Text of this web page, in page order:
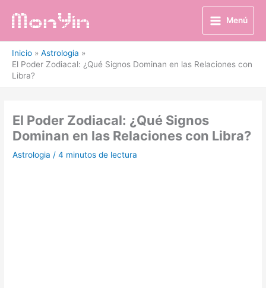
Menú
Inicio
Astrologia
El Poder Zodiacal: ¿Qué Signos Dominan en las Relaciones con
Libra?
El Poder Zodiacal: ¿Qué Signos
Dominan en las Relaciones con Libra?
Astrologia /4 minutos de lectura